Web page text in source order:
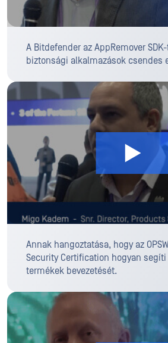
A Bitdefender az AppRemover
biztonsági alkalmazások csendes
Annak hangoztatása, hogy az
Security Certification hogyan segíti
termékek bevezetését.